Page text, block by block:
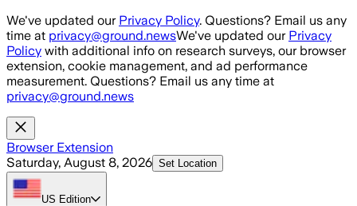
Skip to main content
We've updated our Privacy Policy. Questions? Email us any
time at privacy@ground.newsWe've updated our Privacy
Policy with additional info on research surveys, our browser
extension, cookie management, and ad performance
measurement. Questions? Email us any time at
privacy@ground.news
Browser Extension
Saturday, August 8, 2026 Set Location
US Edition